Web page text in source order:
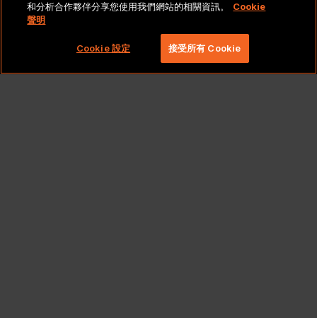
Copyright 2026 Lionbridge Technologies, LLC. 著作
權所有，並保留一切權利。
和分析合作夥伴分享您使用我們網站的相關資訊。
Cookie
聲明
Cookie 設定 接受所有 Cookie